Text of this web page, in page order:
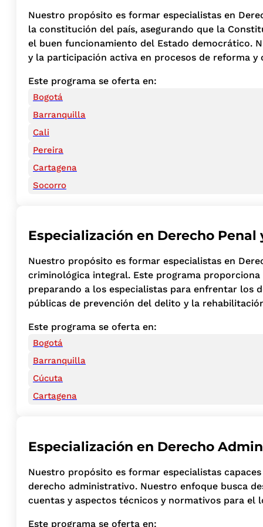
Nuestro propósito es formar especialistas en
la constitución del país, asegurando que la
el buen funcionamiento del Estado democrático.
y la participación activa en procesos de reforma
Este programa se oferta en:
Bogotá
Barranquilla
Cali
Pereira
Cartagena
Socorro
Especialización en Derecho
Nuestro propósito es formar especialistas en
criminológica integral. Este programa
preparando a los especialistas para enfrentar los
públicas de prevención del delito y la
Este programa se oferta en:
Bogotá
Barranquilla
Cúcuta
Cartagena
Especialización en Derecho
Nuestro propósito es formar especialistas
derecho administrativo. Nuestro enfoque busca
cuentas y aspectos técnicos y normativos para el
Este programa se oferta en: